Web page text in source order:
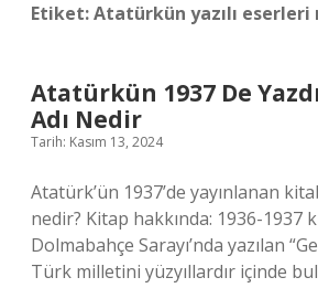
Etiket:Atatürkün yazılı
Atatürkün 1937 De
Adı Nedir
Tarih: Kasım 13, 2024
Atatürk’ün 1937’de yayınlanan
nedir? Kitap hakkında: 1936-1937
Dolmabahçe Sarayı’nda yazılan
Türk milletini yüzyıllardır içinde